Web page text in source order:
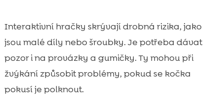
Interaktivní hračky skrývají drobná rizika, jako
jsou malé díly nebo šroubky. Je potřeba dávat
pozor i na provázky a gumičky. Ty mohou při
žvýkání způsobit problémy, pokud se kočka
pokusí je polknout.